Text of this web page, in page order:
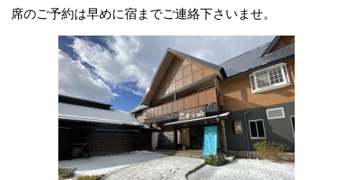
席のご予約は早めに宿までご連絡下さいませ。